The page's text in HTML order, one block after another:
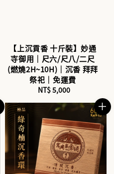
【上沉貢香 十斤裝】妙通
寺御用｜尺六/尺八/二尺
(燃燒2H~10H)｜沉香 拜拜
祭祀｜免運費
Regular
NT$ 5,000